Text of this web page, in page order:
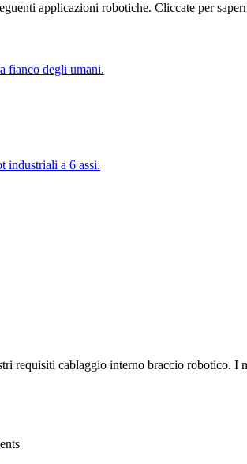
applicazioni robotiche. Cliccate per
fianco degli umani.
industriali a 6 assi.
requisiti cablaggio interno braccio robotico. I